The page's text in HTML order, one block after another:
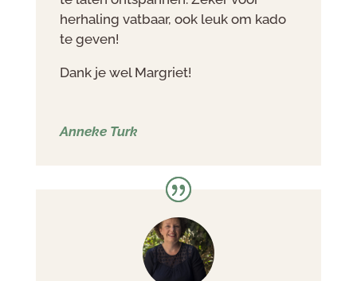
herhaling vatbaar, ook leuk om kado
te geven!
Dank je wel Margriet!
Anneke Turk